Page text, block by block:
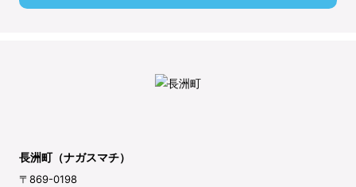
長洲町（ナガスマチ）
〒869-0198